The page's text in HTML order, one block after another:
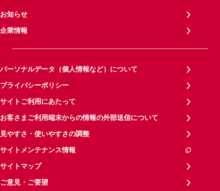
お知らせ
企業情報
パーソナルデータ（個人情報など）について
プライバシーポリシー
サイトご利用にあたって
お客さまご利用端末からの情報の外部送信について
見やすさ・使いやすさの調整
サイトメンテナンス情報
サイトマップ
ご意見・ご要望